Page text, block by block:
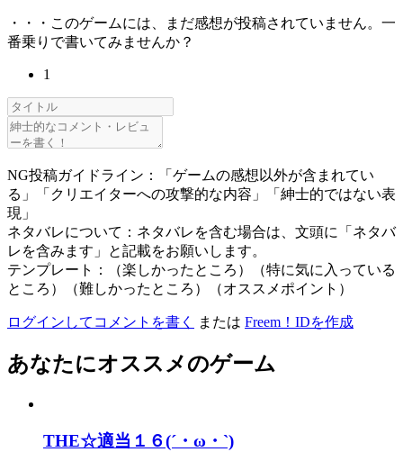
・・・このゲームには、まだ感想が投稿されていません。一
番乗りで書いてみませんか？
1
NG投稿ガイドライン：「ゲームの感想以外が含まれてい
る」「クリエイターへの攻撃的な内容」「紳士的ではない表
現」
ネタバレについて：ネタバレを含む場合は、文頭に「ネタバ
レを含みます」と記載をお願いします。
テンプレート：（楽しかったところ）（特に気に入っている
ところ）（難しかったところ）（オススメポイント）
ログインしてコメントを書く または Freem！IDを作成
あなたにオススメのゲーム
THE☆適当１６(´・ω・`)